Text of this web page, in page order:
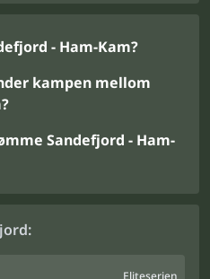
- Ham-Kam?
kampen mellom
Sandefjord - Ham-
Eliteserien